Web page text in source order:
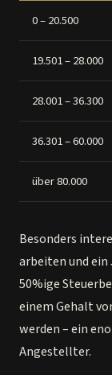
0 – 20.500
19.501 – 28.000
28.001 – 36.300
36.301 – 60.000
über 80.000
Besonders
arbeiten und ein
50%ige
einem Gehalt
werden – ein
Angestellter.